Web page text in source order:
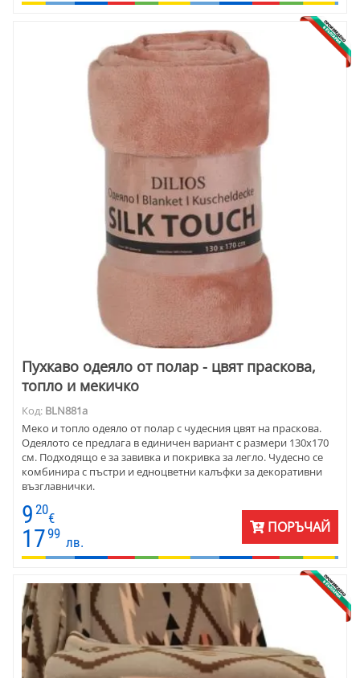
Пухкаво одеяло от полар - цвят праскова,
топло и мекичко
Код: BLN881a
Меко и топло одеяло от полар с чудесния цвят на праскова.
Одеялото се предлага в единичен вариант с размери 130х170
см. Подходящо е за завивка и покривка за легло. Чудесно се
комбинира с пъстри и едноцветни калъфки за декоративни
възглавнички.
9 20
€
1799
лв.
ПОРЪЧАЙ